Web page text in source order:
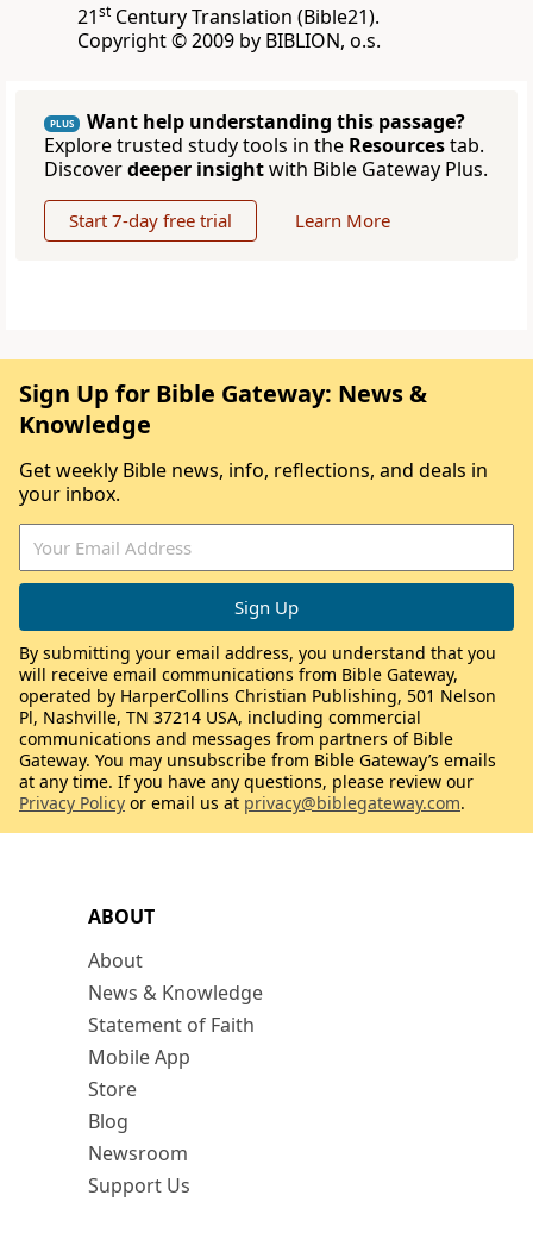
21st Century Translation (Bible21).
Copyright © 2009 by BIBLION, o.s.
PLUS
Want help understanding this passage?
Explore trusted study tools in the Resourcestab.
Discoverdeeper insightwith Bible Gateway Plus.
Start 7-day free trial Learn More
ABOUT
About
News & Knowledge
Statement of Faith
Mobile App
Store
Blog
Newsroom
Support Us
Sign Up for Bible Gateway: News &
Knowledge
Get weekly Bible news, info, reflections, and deals in
your inbox.
By submitting your email address, you understand that you
will receive email communications from Bible Gateway,
operated by HarperCollins Christian Publishing, 501 Nelson
Pl, Nashville, TN 37214 USA, including commercial
communications and messages from partners of Bible
Gateway. You may unsubscribe from Bible Gateway’s emails
at any time. If you have any questions, please review our
Privacy Policy or email us at privacy@biblegateway.com.